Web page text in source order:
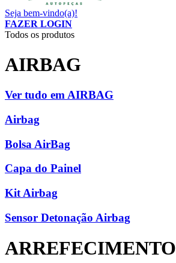
Seja bem-vindo(a)!
FAZER LOGIN
Todos os produtos
AIRBAG
Ver tudo em AIRBAG
Airbag
Bolsa AirBag
Capa do Painel
Kit Airbag
Sensor Detonação Airbag
ARREFECIMENTO